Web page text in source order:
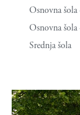
Osnovna
Osnovna
Srednja šola